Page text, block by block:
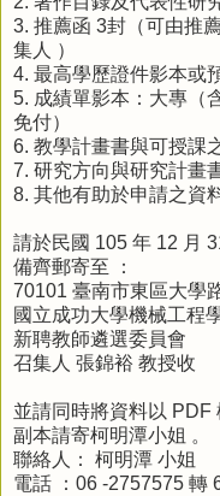
3. 推薦函 3封（可由推
集人 ）
4. 最高學歷證件影本或
5. 成績單影本：大專（
免付）
6. 教學計畫書與可授課
7. 研究方向與研究計畫
8. 其他有助於申請之資
請於民國 105 年 12 月
備齊郵寄至 ：
70101 臺南市東區大學
國立成功大學機械工程
新聘教師遴選委員會
召集人 張錦裕 教授收
並請同時將資料以 PDF
副本請寄柯明潭小姐 。
聯絡人： 柯明潭 小姐
電話 ：06 -2757575 轉